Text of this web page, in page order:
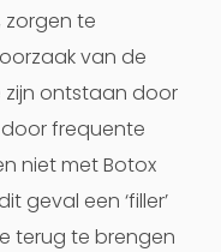
zorgen te
van de
zijn ontstaan door
frequente
niet met Botox
geval een ‘filler’
terug te brengen